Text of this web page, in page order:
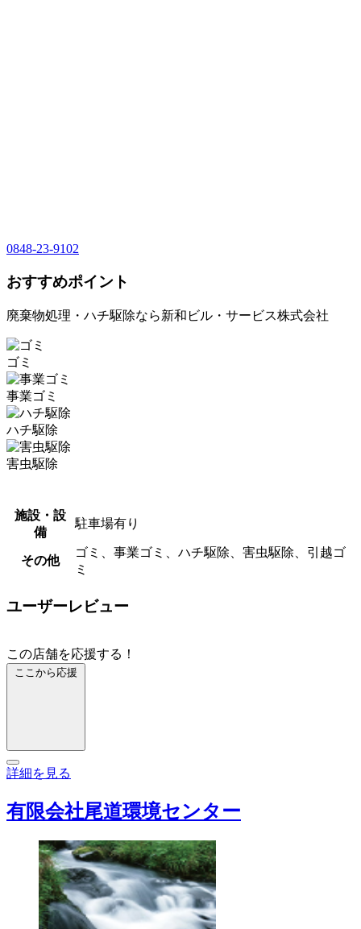
0848-23-9102
おすすめポイント
廃棄物処理・ハチ駆除なら新和ビル・サービス株式会社
ゴミ
事業ゴミ
ハチ駆除
害虫駆除
施設・設
備
駐車場有り
その他
ゴミ、事業ゴミ、ハチ駆除、害虫駆除、引越ゴ
ミ
ユーザーレビュー
この店舗を応援する！
ここから応援
詳細を見る
有限会社尾道環境センター